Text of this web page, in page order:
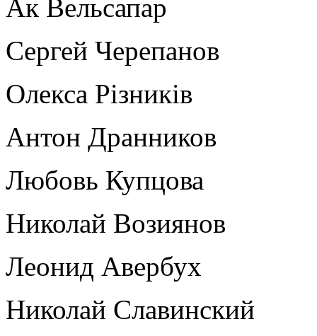
Ак Вельсапар
Сергей Черепанов
Олекса Рiзникiв
Антон Дранников
Любовь Купцова
Николай Возиянов
Леонид Авербух
Николай Славинский